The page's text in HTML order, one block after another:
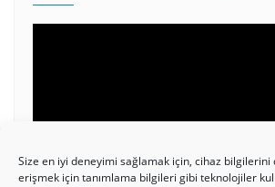
Size en iyi deneyimi sağlamak için, cihaz bilgilerini
erişmek için tanımlama bilgileri gibi teknolojiler